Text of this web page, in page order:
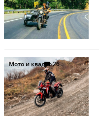
Мото и квадро26